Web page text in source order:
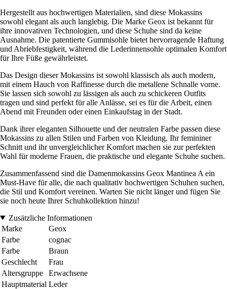
Hergestellt aus hochwertigen Materialien, sind diese Mokassins
sowohl elegant als auch langlebig. Die Marke Geox ist bekannt für
ihre innovativen Technologien, und diese Schuhe sind da keine
Ausnahme. Die patentierte Gummisohle bietet hervorragende Haftung
und Abriebfestigkeit, während die Lederinnensohle optimalen Komfort
für Ihre Füße gewährleistet.
Das Design dieser Mokassins ist sowohl klassisch als auch modern,
mit einem Hauch von Raffinesse durch die metallene Schnalle vorne.
Sie lassen sich sowohl zu lässigen als auch zu schickeren Outfits
tragen und sind perfekt für alle Anlässe, sei es für die Arbeit, einen
Abend mit Freunden oder einen Einkaufstag in der Stadt.
Dank ihrer eleganten Silhouette und der neutralen Farbe passen diese
Mokassins zu allen Stilen und Farben von Kleidung. Ihr femininer
Schnitt und ihr unvergleichlicher Komfort machen sie zur perfekten
Wahl für moderne Frauen, die praktische und elegante Schuhe suchen.
Zusammenfassend sind die Damenmokassins Geox Mantinea A ein
Must-Have für alle, die nach qualitativ hochwertigen Schuhen suchen,
die Stil und Komfort vereinen. Warten Sie nicht länger und fügen Sie
sie noch heute Ihrer Schuhkollektion hinzu!
Zusätzliche Informationen
Marke
Geox
Farbe
cognac
Farbe
Braun
Geschlecht
Frau
Altersgruppe
Erwachsene
Hauptmaterial Leder